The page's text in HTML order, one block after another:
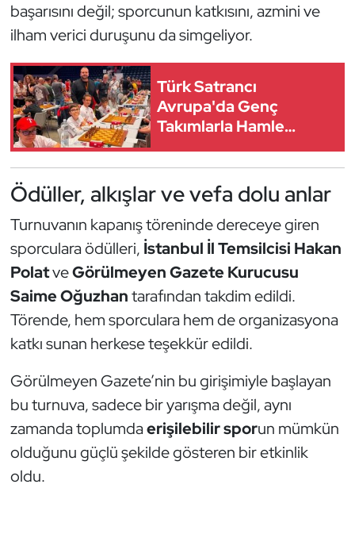
başarısını değil; sporcunun katkısını, azmini ve
ilham verici duruşunu da simgeliyor.
Türk Satrancı
Avrupa'da Genç
Takımlarla Hamle
Ödüller, alkışlar ve vefa dolu anlar
Turnuvanın kapanış töreninde dereceye giren
sporculara ödülleri, İstanbul İl Temsilcisi Hakan
PolatveGörülmeyen Gazete Kurucusu
Saime Oğuzhantarafından takdim edildi.
Törende, hem sporculara hem de organizasyona
katkı sunan herkese teşekkür edildi.
Görülmeyen Gazete’nin bu girişimiyle başlayan
bu turnuva, sadece bir yarışma değil, aynı
zamanda toplumdaerişilebilir sporun mümkün
olduğunu güçlü şekilde gösteren bir etkinlik
oldu.
Triatlon
Voleybol
Vücut Geliştirme Fitness
Wushu Kungfu
Yelken
Yüzme